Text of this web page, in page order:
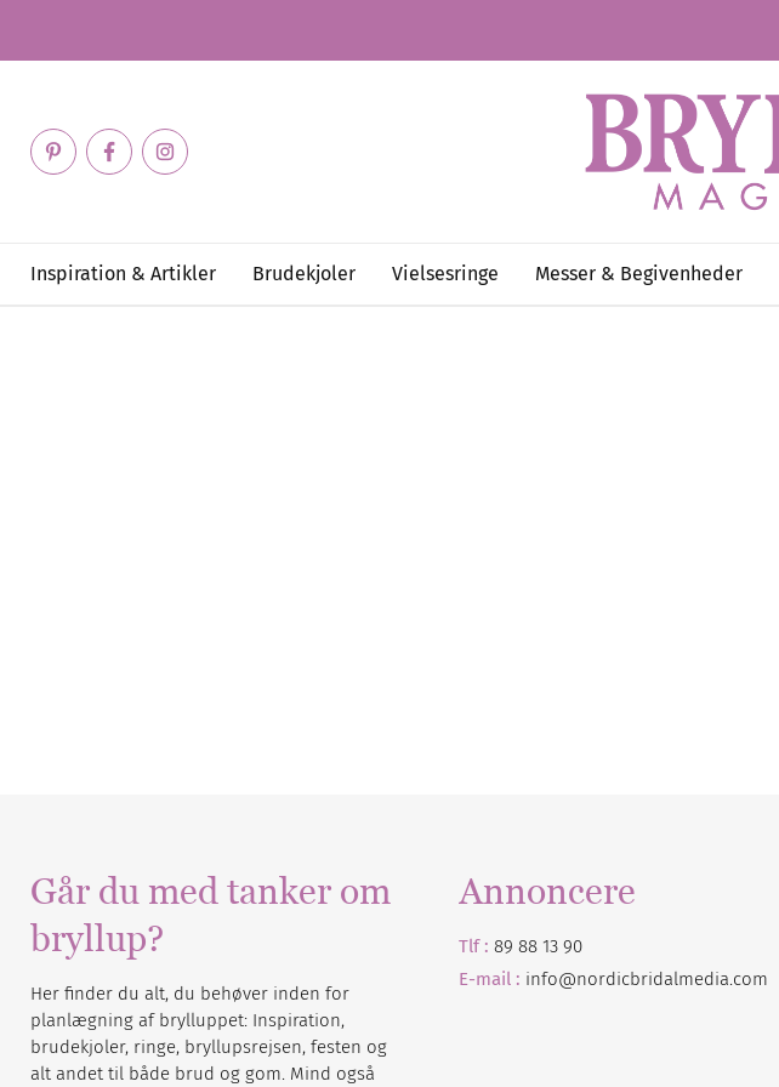
Inspiration & Artikler Brudekjoler Vielsesringe Messer & Begivenheder
Går du med tanker om
bryllup?
Her finder du alt, du behøver inden for
planlægning af brylluppet: Inspiration,
brudekjoler, ringe, bryllupsrejsen, festen og
alt andet til både brud og gom. Mind også
Annoncere
Tlf : 89 88 13 90
E-mail : info@nordicbridalmedia.com